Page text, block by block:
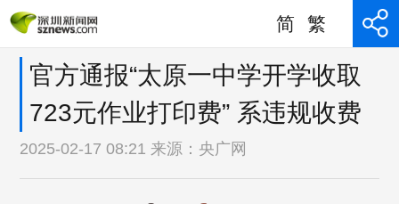
简 繁
官方通报“太原一中学开学收取
723元作业打印费” 系违规收费
2025-02-17 08:21 来源： 央广网